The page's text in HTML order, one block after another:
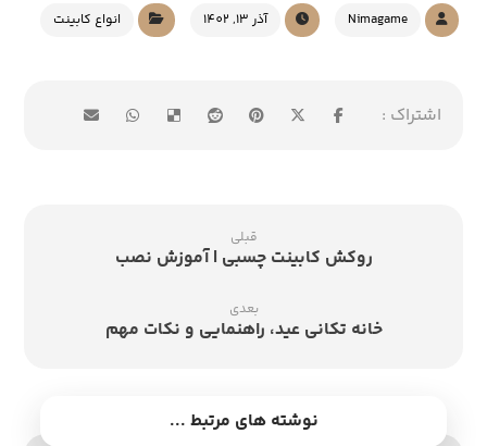
Nimagame آذر 13, 1402 انواع کابینت
قبلی
روکش کابینت چسبی | آموزش نصب
بعدی
خانه تکانی عید، راهنمایی و نکات مهم
نوشته های مرتبط ...